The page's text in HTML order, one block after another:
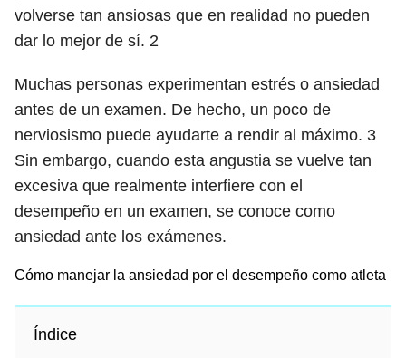
volverse tan ansiosas que en realidad no pueden
dar lo mejor de sí. 2
Muchas personas experimentan estrés o ansiedad
antes de un examen. De hecho, un poco de
nerviosismo puede ayudarte a rendir al máximo. 3
Sin embargo, cuando esta angustia se vuelve tan
excesiva que realmente interfiere con el
desempeño en un examen, se conoce como
ansiedad ante los exámenes.
Cómo manejar la ansiedad por el desempeño como atleta
Índice